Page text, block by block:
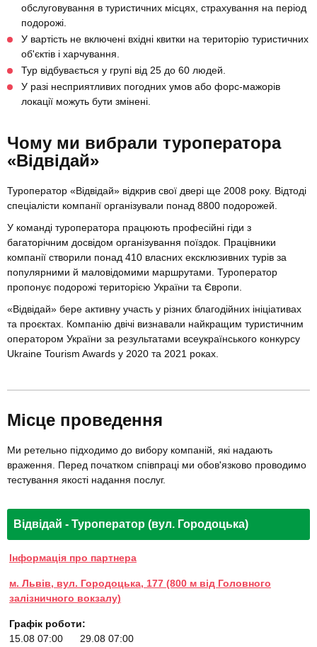
обслуговування в туристичних місцях, страхування на період
подорожі.
У вартість не включені вхідні квитки на територію туристичних
об'єктів і харчування.
Тур відбувається у групі від 25 до 60 людей.
У разі несприятливих погодних умов або форс-мажорів
локації можуть бути змінені.
Чому ми вибрали туроператора
«Відвідай»
Туроператор «Відвідай» відкрив свої двері ще 2008 року. Відтоді
спеціалісти компанії організували понад 8800 подорожей.
У команді туроператора працюють професійні гіди з
багаторічним досвідом організування поїздок. Працівники
компанії створили понад 410 власних ексклюзивних турів за
популярними й маловідомими маршрутами. Туроператор
пропонує подорожі територією України та Європи.
«Відвідай» бере активну участь у різних благодійних ініціативах
та проєктах. Компанію двічі визнавали найкращим туристичним
оператором України за результатами всеукраїнського конкурсу
Ukraine Tourism Awards у 2020 та 2021 роках.
Місце проведення
Ми ретельно підходимо до вибору компаній, які надають
враження. Перед початком співпраці ми обов'язково проводимо
тестування якості надання послуг.
Відвідай - Туроператор (вул. Городоцька)
Інформація про партнера
м. Львів, вул. Городоцька, 177 (800 м від Головного
залізничного вокзалу)
Графік роботи:
15.08 07:00
29.08 07:00